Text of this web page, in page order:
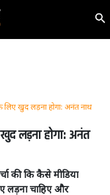
लिए खुद लड़ना होगा: अनंत नाथ
लड़ना होगा: अनंत
की कि कैसे मीडिया
लड़ना चाहिए और